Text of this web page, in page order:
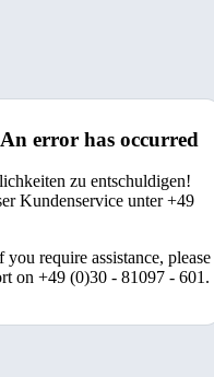
error has occurred
zu entschuldigen!
Kundenservice unter +49
require assistance, please
on +49 (0)30 - 81097 - 601.